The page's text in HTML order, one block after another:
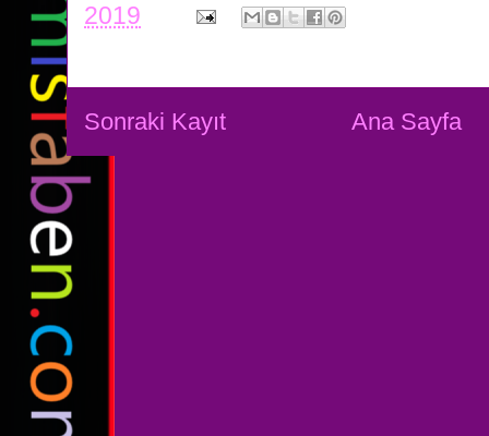
2019
Sonraki Kayıt Ana Sayfa